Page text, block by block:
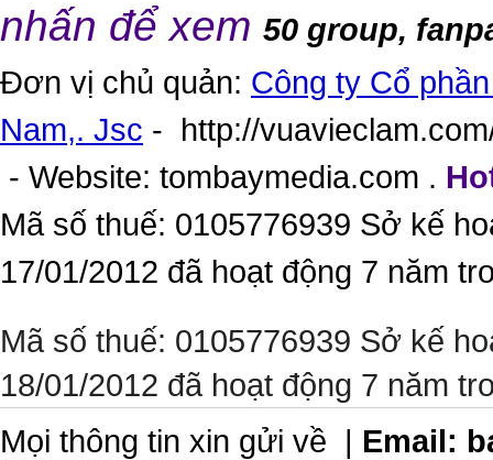
nhấn để xem 50 group,
Đơn vị chủ quản: Công ty Cổ
Nam,. Jsc - http://
- Website: tombaymedia.com .
Mã số thuế: 0105776939 Sở kế
17/01/2012 đã hoạt động 7 năm
Mã số thuế: 0105776939 Sở kế
18/01/2012 đã hoạt động 7 năm
Mọi thông tin xin gửi về | Email: